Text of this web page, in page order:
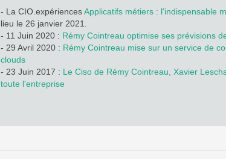
- La CIO.expériencesApplicatifs métiers : l'indispensable
lieu le 26 janvier 2021.
- 11 Juin 2020 : Rémy Cointreau optimise ses prévisions
- 29 Avril 2020 : Rémy Cointreau mise sur un service de
clouds
- 23 Juin 2017 : Le Ciso de Rémy Cointreau, Xavier
toute l'entreprise